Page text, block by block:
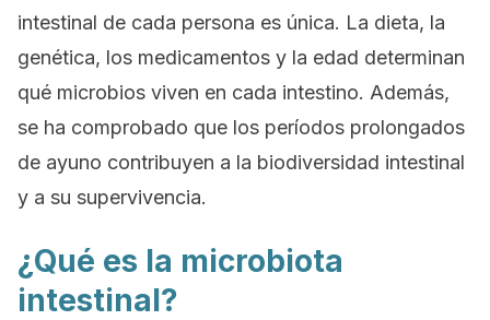
intestinal de cada persona es única. La dieta, la
genética, los medicamentos y la edad determinan
qué microbios viven en cada intestino. Además,
se ha comprobado que los períodos prolongados
de ayuno contribuyen a la biodiversidad intestinal
y a su supervivencia.
¿Qué es la microbiota
intestinal?